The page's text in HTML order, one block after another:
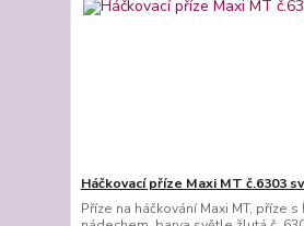
Háčkovací příze Maxi MT č.6303
Příze na háčkování Maxi MT, příze